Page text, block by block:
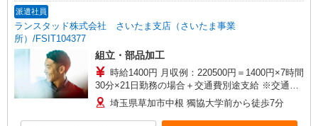
派遣社員
ランスタッド株式会社 さいたま支店（さいたま事業
所）/FSIT104377
組立・部品加工
時給1400円 月収例：220500円＝1400円×7時間
30分×21日勤務の場合＋交通費別途支給 ※交通費
実費支給／当社規定あり。
埼玉県草加市中根 獨協大学前から徒歩7分